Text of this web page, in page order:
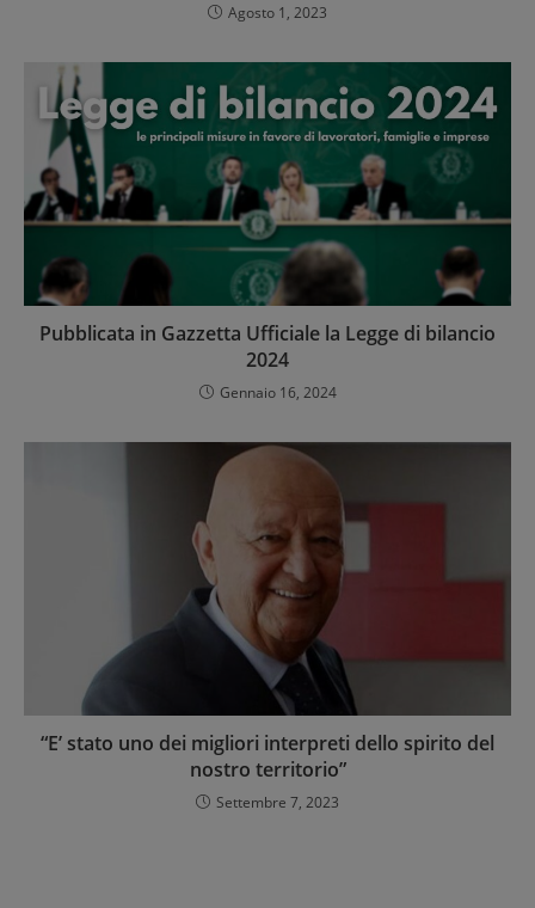
Agosto 1, 2023
Pubblicata in Gazzetta Ufficiale la Legge di bilancio
2024
Gennaio 16, 2024
“E’ stato uno dei migliori interpreti dello spirito del
nostro territorio”
Settembre 7, 2023